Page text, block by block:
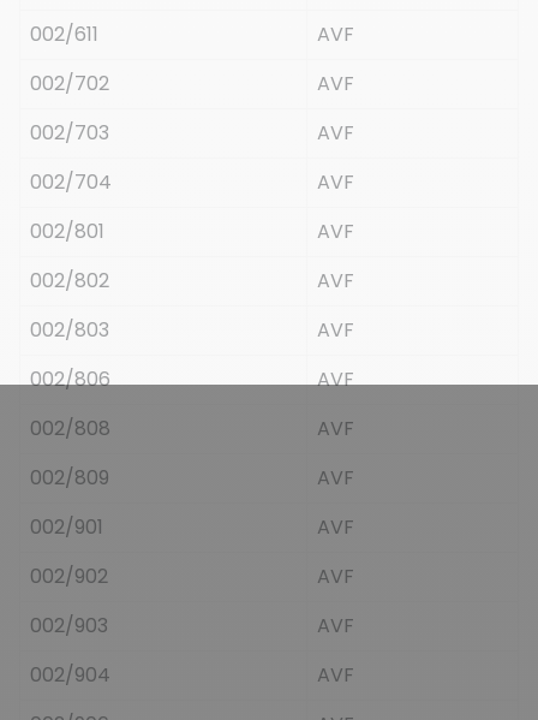
002/611
AVF
002/702
AVF
002/703
AVF
002/704
AVF
002/801
AVF
002/802
AVF
002/803
AVF
002/806
AVF
002/808
AVF
002/809
AVF
002/901
AVF
002/902
AVF
002/903
AVF
002/904
AVF